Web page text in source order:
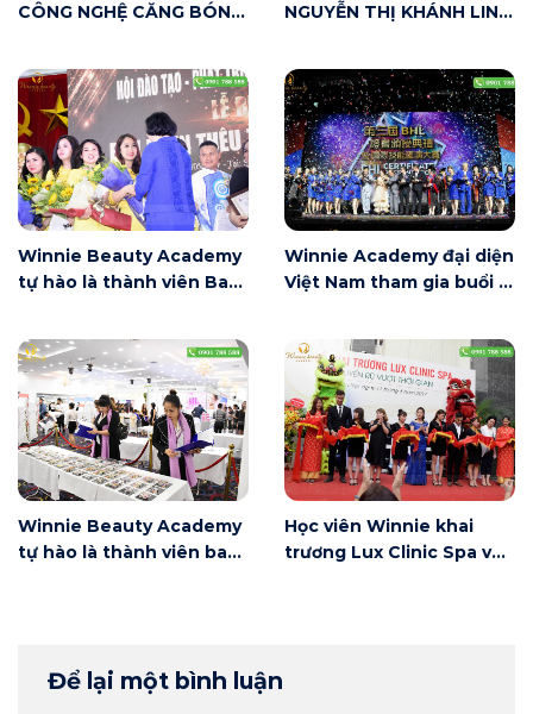
CÔNG NGHỆ CĂNG BÓNG
MULGWANG – CHUYỂN
GIAO TRỰC TIẾP TỪ
CHUYÊN GIA HÀN QUỐC –
BÁC SĨ ĐÔNG Y KIM SOO
NGUYỄN THỊ KHÁNH LINH
STUDENT HTV NAILS
CUP LẦN 4 – 2019
Winnie Beauty Academy
tự hào là thành viên Ban
Thêu Thẩm Mỹ Việt Nam
Winnie Academy đại diện
Việt Nam tham gia buổi lễ
Winnie Beauty Academy
tự hào là thành viên ban
Học viên Winnie khai
trương Lux Clinic Spa và
Để lại một bình luận